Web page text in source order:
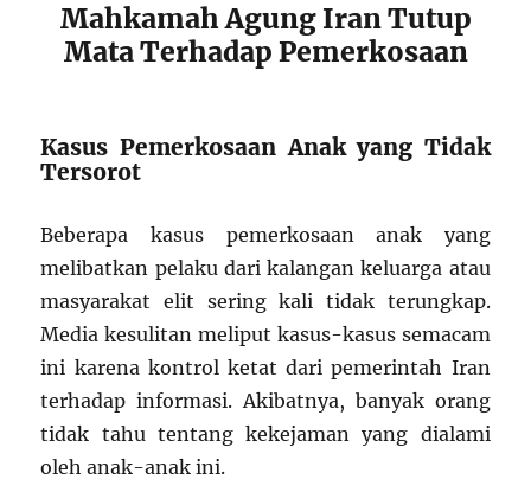
Mahkamah Agung Iran Tutup
Mata Terhadap Pemerkosaan
Kasus Pemerkosaan Anak yang Tidak
Tersorot
Beberapa kasus pemerkosaan anak yang
melibatkan pelaku dari kalangan keluarga atau
masyarakat elit sering kali tidak terungkap.
Media kesulitan meliput kasus-kasus semacam
ini karena kontrol ketat dari pemerintah Iran
terhadap informasi. Akibatnya, banyak orang
tidak tahu tentang kekejaman yang dialami
oleh anak-anak ini.